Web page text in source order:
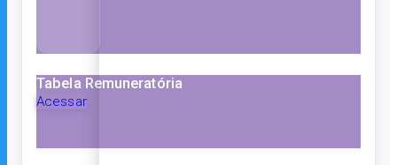
Tabela Remuneratória
Acessar